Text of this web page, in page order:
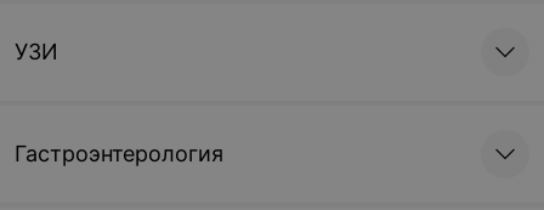
УЗИ
Гастроэнтерология